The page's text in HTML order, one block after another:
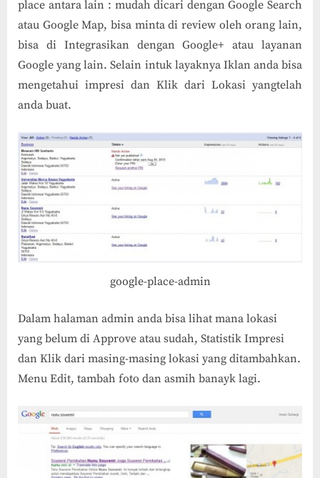
place antara lain : mudah dicari dengan Google Search
atau Google Map, bisa minta di review oleh orang lain,
bisa di Integrasikan dengan Google+ atau layanan
Google yang lain. Selain intuk layaknya Iklan anda bisa
mengetahui impresi dan Klik dari Lokasi yangtelah
anda buat.
google-place-admin
Dalam halaman admin anda bisa lihat mana lokasi
yang belum di Approve atau sudah, Statistik Impresi
dan Klik dari masing-masing lokasi yang ditambahkan.
Menu Edit, tambah foto dan asmih banayk lagi.